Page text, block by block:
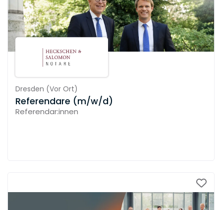
Dresden (Vor Ort)
Referendare (m/w/d)
Referendar:innen